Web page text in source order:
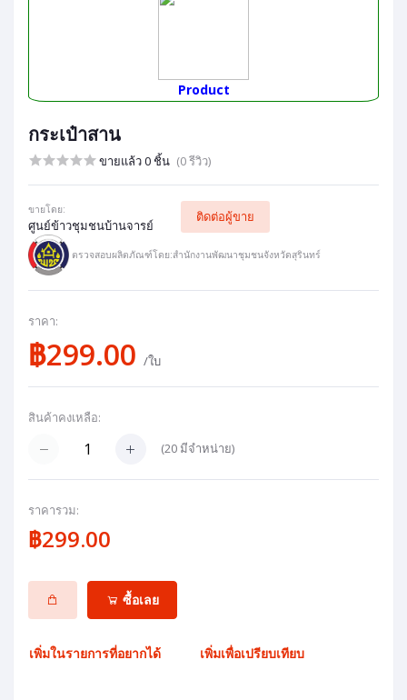
Product
กระเป๋าสาน
ขายแล้ว 0 ชิ้น (0 รีวิว)
ขายโดย:
ศูนย์ข้าวชุมชนบ้านจารย์
ติดต่อผู้ขาย
ตรวจสอบผลิตภัณฑ์โดย:สำนักงานพัฒนาชุมชนจังหวัดสุรินทร์
ราคา:
฿299.00 /ใบ
สินค้าคงเหลือ:
(20มีจำหน่าย)
ราคารวม:
฿299.00
ซื้อเลย
เพิ่มในรายการที่อยากได้ เพิ่มเพื่อเปรียบเทียบ